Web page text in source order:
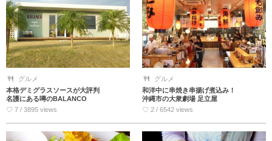
に美味しい洋食を食べてお腹も心も満腹に♪
グルメ
本格デミグラスソースが大評判
名護にある噂のBALANCO
♡ 7 / 3895 views
グルメ
和洋中に串焼き串揚げ煮込み！
沖縄市の大衆劇場 足立屋
♡ 2 / 6542 views